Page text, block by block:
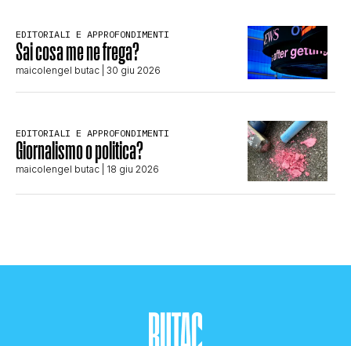
EDITORIALI E APPROFONDIMENTI
Sai cosa me ne frega?
maicolengel butac | 30 giu 2026
EDITORIALI E APPROFONDIMENTI
Giornalismo o politica?
maicolengel butac | 18 giu 2026